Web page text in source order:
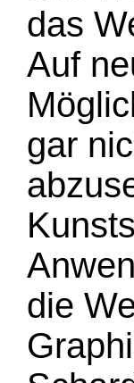
das
Auf
gar
die